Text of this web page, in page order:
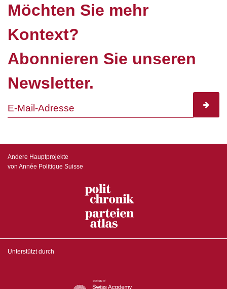
Möchten Sie mehr
Kontext?
Abonnieren Sie unseren
Newsletter.
Andere Hauptprojekte
von Année Politique Suisse
Unterstützt durch